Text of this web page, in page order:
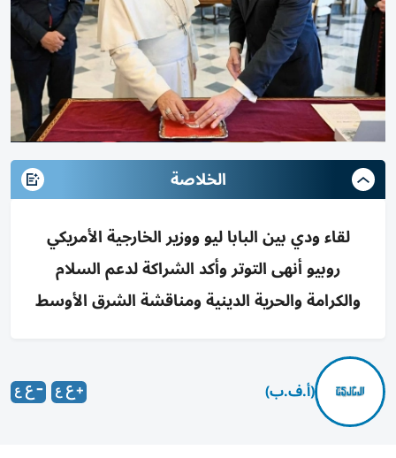
الخلاصة
لقاء ودي بين البابا ليو ووزير الخارجية الأمريكي
روبيو أنهى التوتر وأكد الشراكة لدعم السلام
والكرامة والحرية الدينية ومناقشة الشرق الأوسط
(أ.ف.ب)